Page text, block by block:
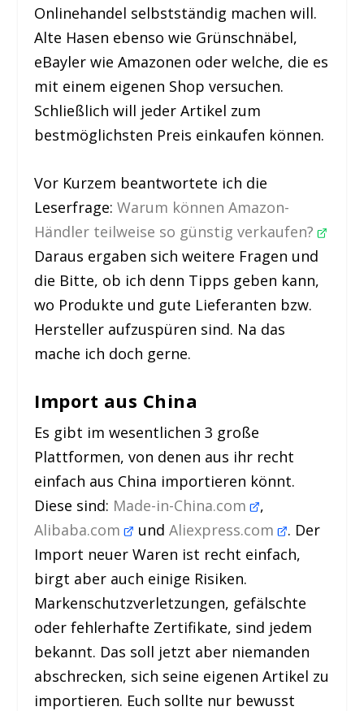
Onlinehandel selbstständig machen will.
Alte Hasen ebenso wie Grünschnäbel,
eBayler wie Amazonen oder welche, die es
mit einem eigenen Shop versuchen.
Schließlich will jeder Artikel zum
bestmöglichsten Preis einkaufen können.
Vor Kurzem beantwortete ich die
Leserfrage:Warum können Amazon-
Händler teilweise so günstig verkaufen?
Daraus ergaben sich weitere Fragen und
die Bitte, ob ich denn Tipps geben kann,
wo Produkte und gute Lieferanten bzw.
Hersteller aufzuspüren sind. Na das
mache ich doch gerne.
Import aus China
Es gibt im wesentlichen 3 große
Plattformen, von denen aus ihr recht
einfach aus China importieren könnt.
Diese sind: Made-in-China.com ,
Alibaba.com
undAliexpress.com . Der
Import neuer Waren ist recht einfach,
birgt aber auch einige Risiken.
Markenschutzverletzungen, gefälschte
oder fehlerhafte Zertifikate, sind jedem
bekannt. Das soll jetzt aber niemanden
abschrecken, sich seine eigenen Artikel zu
importieren. Euch sollte nur bewusst